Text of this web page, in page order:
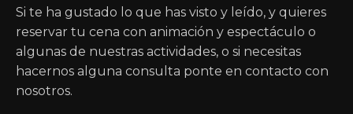
Si te ha gustado lo que has visto y leído, y quieres
reservar tu cena con animación y espectáculo o
algunas de nuestras actividades, o si necesitas
hacernos alguna consulta ponte en contacto con
nosotros.